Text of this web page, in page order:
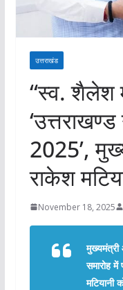
उत्तराखंड
“स्व. शैलेश
2025’,
राकेश
November 18, 2025
मुख्यमंत्री
समारोह में
मटियानी